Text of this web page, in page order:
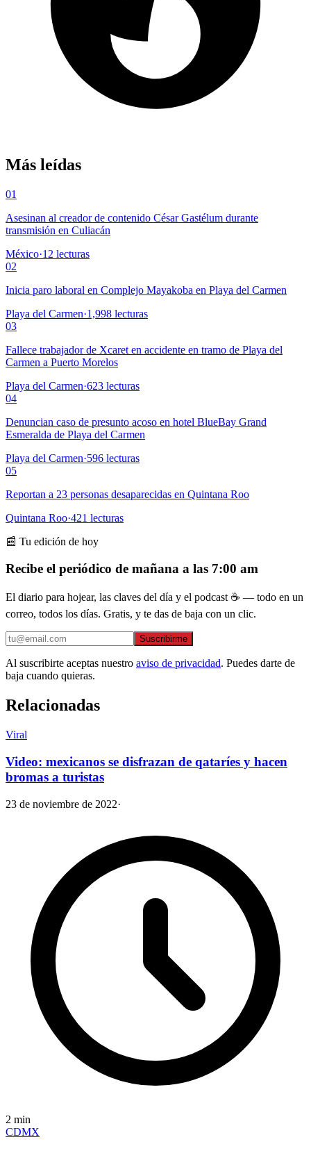
Más leídas
01
Asesinan al creador de contenido César Gastélum durante
transmisión en Culiacán
México·12 lecturas
02
Inicia paro laboral en Complejo Mayakoba en Playa del Carmen
Playa del Carmen·1,998 lecturas
03
Fallece trabajador de Xcaret en accidente en tramo de Playa del
Carmen a Puerto Morelos
Playa del Carmen·623 lecturas
04
Denuncian caso de presunto acoso en hotel BlueBay Grand
Esmeralda de Playa del Carmen
Playa del Carmen·596 lecturas
05
Reportan a 23 personas desaparecidas en Quintana Roo
Quintana Roo·421 lecturas
📰 Tu edición de hoy
Recibe el periódico de mañana a las 7:00 am
El diario para hojear, las claves del día y el podcast ☕ — todo en un
correo, todos los días. Gratis, y te das de baja con un clic.
Suscribirme
Al suscribirte aceptas nuestro aviso de privacidad. Puedes darte de
baja cuando quieras.
Relacionadas
Viral
Video: mexicanos se disfrazan de qataríes y hacen
bromas a turistas
23 de noviembre de 2022·
2 min
CDMX